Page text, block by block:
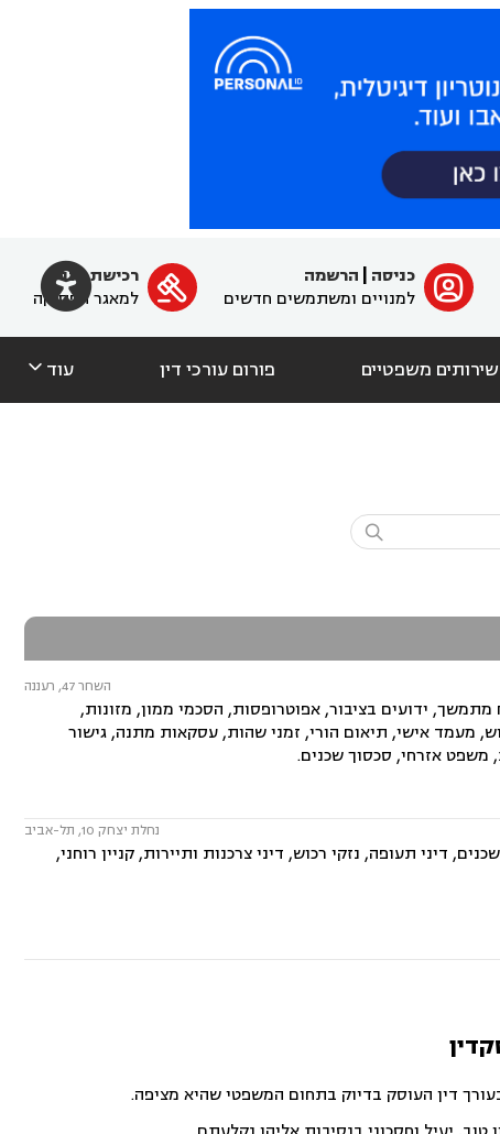
 ﱐ כניסה
הרשמה
למנויים ומשתמשים חדשים

רכישת מנוי
למאגר הפסיקה
שירותים משפטיים פורום עורכי דין עוד 

השחר 47, רעננה
ידועים בציבור, אפוטרופסות, הסכמי ממון, מזונות,
מעמד אישי, תיאום הורי, זמני שהות, עסקאות מתנה, גישור
משפט אזרחי, סכסוך שכנים.
נחלת יצחק 10, תל-אביב
דיני תעופה, נזקי רכוש, דיני צרכנות ותיירות, קניין רוחני,
דין העוסק בדיוק בתחום המשפטי שהיא מציפה.